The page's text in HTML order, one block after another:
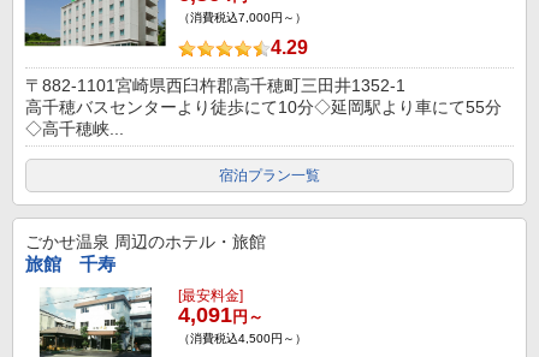
（消費税込7,000円～）
4.29
〒882-1101宮崎県西臼杵郡高千穂町三田井1352-1
高千穂バスセンターより徒歩にて10分◇延岡駅より車にて55分
◇高千穂峡...
宿泊プラン一覧
ごかせ温泉 周辺のホテル・旅館
旅館 千寿
[最安料金]
4,091円～
（消費税込4,500円～）